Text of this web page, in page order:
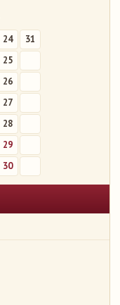
24
31
25
26
27
28
29
30